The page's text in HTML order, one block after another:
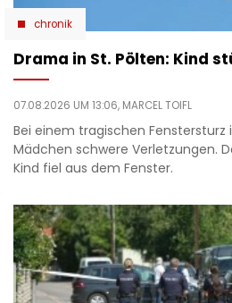
chronik
Drama in St. Pölten: Kind
07.08.2026 UM 13:06, MARCEL TOIFL
Bei einem tragischen Fenstersturz
Mädchen schwere Verletzungen.
Kind fiel aus dem Fenster.